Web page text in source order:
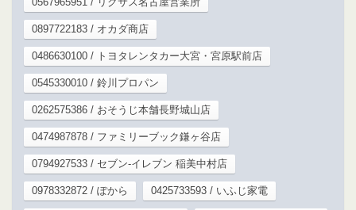
0897722183 / オカダ商店
0486630100 / トヨタレンタカー大宮・宮原駅前店
0545330010 / 鈴川プロパン
0262575386 / おそうじ本舗長野城山店
0474987878 / ファミリーブック鎌ヶ谷店
0794927533 / セブン-イレブン 稲美中村店
0978332872 / ぽから 0425733593 / いふじ家電